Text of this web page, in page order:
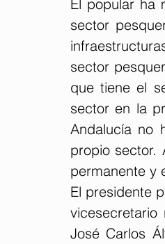
El popular ha
sector
sector
que tiene el
sector en la
Andalucía no
propio sector.
permanente y
El presidente
vicesecretario
José Carlos